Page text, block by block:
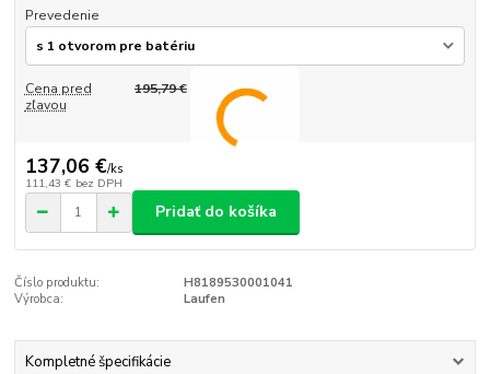
Prevedenie
Cena pred
zľavou
195,79 €
137,06 €/ks
111,43 € bez DPH
Pridať do košíka
Číslo produktu:
H8189530001041
Výrobca:
Laufen
Kompletné špecifikácie